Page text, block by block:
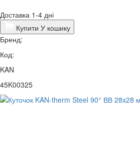
Доставка 1-4 дні
Купити У кошику
Бренд:
Код:
KAN
45K00325